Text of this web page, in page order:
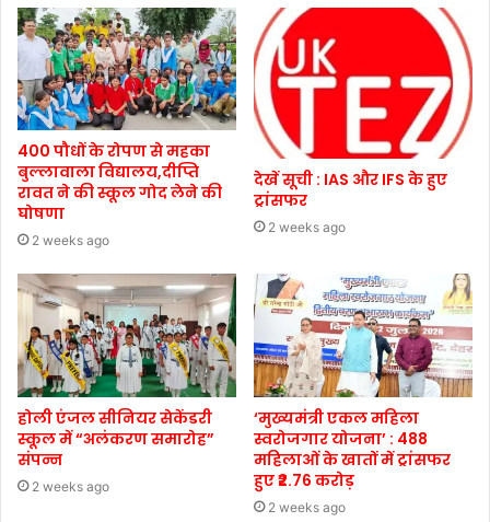
400 पौधों के रोपण से महका
बुल्लावाला विद्यालय,दीप्ति
रावत ने की स्कूल गोद लेने की
घोषणा
2 weeks ago
देखें सूची : IAS और IFS के हुए
ट्रांसफर
2 weeks ago
होली एंजल सीनियर सेकेंडरी
स्कूल में “अलंकरण समारोह”
संपन्न
2 weeks ago
‘मुख्यमंत्री एकल महिला
स्वरोजगार योजना’ : 488
महिलाओं के खातों में ट्रांसफर
हुए ₹2.76 करोड़
2 weeks ago